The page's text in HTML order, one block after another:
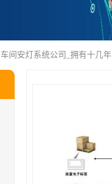
间安灯系统公司_拥有十几